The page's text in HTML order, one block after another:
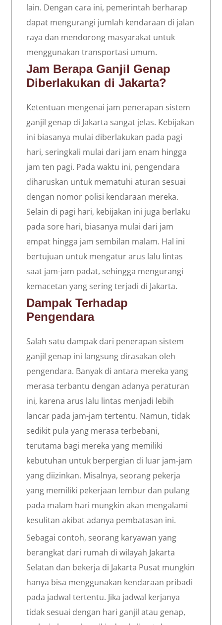
lain. Dengan cara ini, pemerintah berharap
dapat mengurangi jumlah kendaraan di jalan
raya dan mendorong masyarakat untuk
menggunakan transportasi umum.
Jam Berapa Ganjil Genap
Diberlakukan di Jakarta?
Ketentuan mengenai jam penerapan sistem
ganjil genap di Jakarta sangat jelas. Kebijakan
ini biasanya mulai diberlakukan pada pagi
hari, seringkali mulai dari jam enam hingga
jam ten pagi. Pada waktu ini, pengendara
diharuskan untuk mematuhi aturan sesuai
dengan nomor polisi kendaraan mereka.
Selain di pagi hari, kebijakan ini juga berlaku
pada sore hari, biasanya mulai dari jam
empat hingga jam sembilan malam. Hal ini
bertujuan untuk mengatur arus lalu lintas
saat jam-jam padat, sehingga mengurangi
kemacetan yang sering terjadi di Jakarta.
Dampak Terhadap
Pengendara
Salah satu dampak dari penerapan sistem
ganjil genap ini langsung dirasakan oleh
pengendara. Banyak di antara mereka yang
merasa terbantu dengan adanya peraturan
ini, karena arus lalu lintas menjadi lebih
lancar pada jam-jam tertentu. Namun, tidak
sedikit pula yang merasa terbebani,
terutama bagi mereka yang memiliki
kebutuhan untuk berpergian di luar jam-jam
yang diizinkan. Misalnya, seorang pekerja
yang memiliki pekerjaan lembur dan pulang
pada malam hari mungkin akan mengalami
kesulitan akibat adanya pembatasan ini.
Sebagai contoh, seorang karyawan yang
berangkat dari rumah di wilayah Jakarta
Selatan dan bekerja di Jakarta Pusat mungkin
hanya bisa menggunakan kendaraan pribadi
pada jadwal tertentu. Jika jadwal kerjanya
tidak sesuai dengan hari ganjil atau genap,